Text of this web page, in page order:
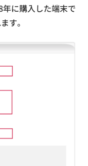
に購入した端末で
す。